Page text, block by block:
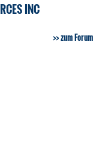
INC
zum Forum